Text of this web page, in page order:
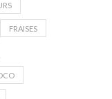
FRAISES